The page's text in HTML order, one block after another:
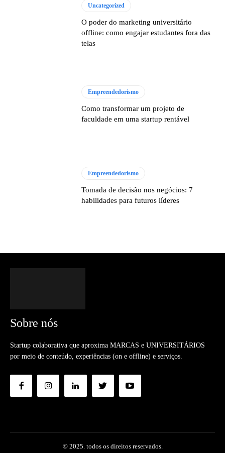
Uncategorized
O poder do marketing universitário
offline: como engajar estudantes fora das
telas
Empreendedorismo
Como transformar um projeto de
faculdade em uma startup rentável
Empreendedorismo
Tomada de decisão nos negócios: 7
habilidades para futuros líderes
Sobre nós
Startup colaborativa que aproxima MARCAS e UNIVERSITÁRIOS
por meio de conteúdo, experiências (on e offline) e serviços.
© 2025. todos os direitos reservados.